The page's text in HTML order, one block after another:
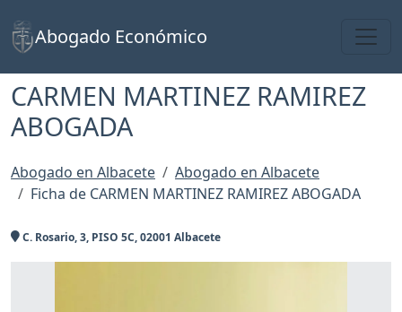
Abogado Económico
CARMEN MARTINEZ RAMIREZ
ABOGADA
Abogado en Albacete
Abogado en Albacete
Ficha de CARMEN MARTINEZ RAMIREZ ABOGADA
C. Rosario, 3, PISO 5C, 02001 Albacete